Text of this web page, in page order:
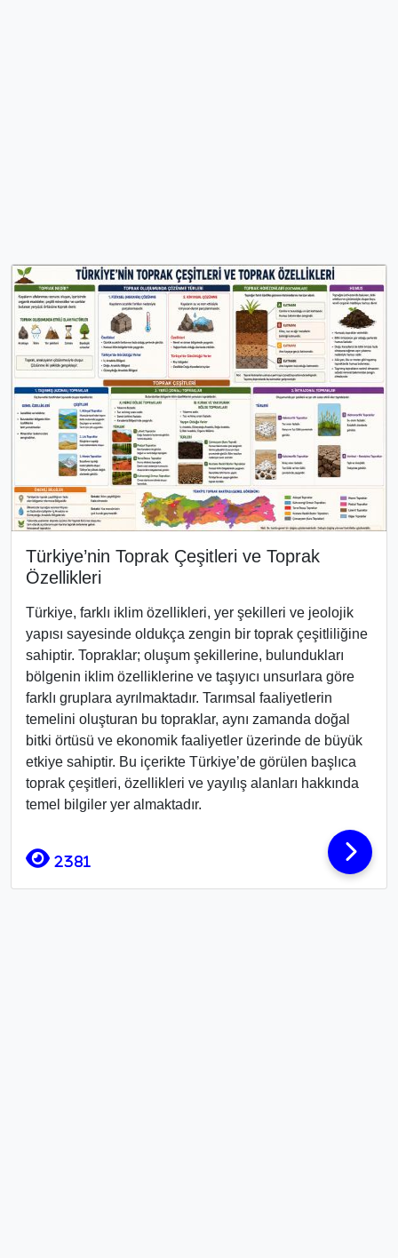
Türkiye’nin Toprak Çeşitleri ve Toprak
Özellikleri
Türkiye, farklı iklim özellikleri, yer şekilleri ve jeolojik
yapısı sayesinde oldukça zengin bir toprak çeşitliliğine
sahiptir. Topraklar; oluşum şekillerine, bulundukları
bölgenin iklim özelliklerine ve taşıyıcı unsurlara göre
farklı gruplara ayrılmaktadır. Tarımsal faaliyetlerin
temelini oluşturan bu topraklar, aynı zamanda doğal
bitki örtüsü ve ekonomik faaliyetler üzerinde de büyük
etkiye sahiptir. Bu içerikte Türkiye’de görülen başlıca
toprak çeşitleri, özellikleri ve yayılış alanları hakkında
temel bilgiler yer almaktadır.
2381